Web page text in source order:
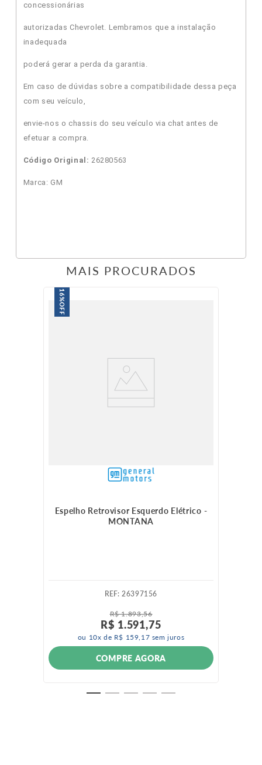
concessionárias
autorizadas Chevrolet. Lembramos que a instalação
inadequada
poderá gerar a perda da garantia.
Em caso de dúvidas sobre a compatibilidade dessa peça
com seu veículo,
envie-nos o chassis do seu veículo via chat antes de
efetuar a compra.
Código Original: 26280563
Marca: GM
MAIS PROCURADOS
16%
OFF
Espelho Retrovisor Esquerdo Elétrico -
MONTANA
:26397156
R$ 1.893,56
R$ 1.591,75
ou 10x de R$ 159, 17 sem juros
COMPRE AGORA